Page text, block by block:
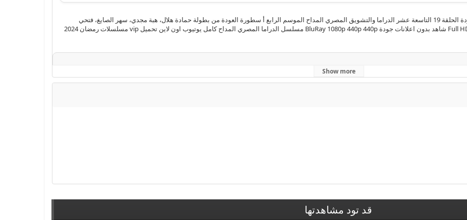
تحميل ومشاهدة مسلسل المداح الجزء الرابع أ سطورة العودة الحلقة 19 التاسعة عشر الدراما والتشويق المصري المداح الموسم الرابع أ سطورة العودة من بطولة حمادة هلال، هبة مجدي، سهر الصايغ، فتحي
عبدالوهاب رمضان 2024 في المداح 4 الحلقة 19 Full HD season 4 شاهد بدون اعلانات جودة BluRay 1080p 440p 440p مسلسل الدراما المصري المداح كامل يوتيوب اون لاين تحميل vip مسلسلات رمضان 2024
,المداح الموسم الرابعأ سطورة العودة الحلقة 1
Show more
قد تود مشاهدتها